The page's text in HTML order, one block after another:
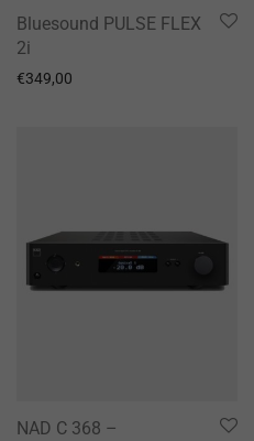
Bluesound PULSE FLEX
2i
€349,00
NAD C 368 –